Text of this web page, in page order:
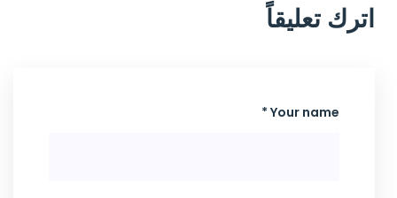
اترك تعليقاً
Your name *